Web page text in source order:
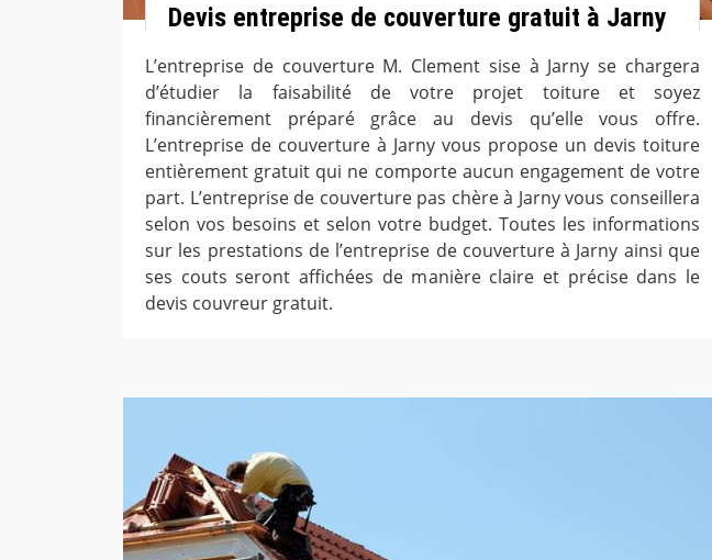
Devis entreprise de couverture gratuit à Jarny
L’entreprise de couverture M. Clement sise à Jarny se chargera
d’étudier la faisabilité de votre projet toiture et soyez
financièrement préparé grâce au devis qu’elle vous offre.
L’entreprise de couverture à Jarny vous propose un devis toiture
entièrement gratuit qui ne comporte aucun engagement de votre
part. L’entreprise de couverture pas chère à Jarny vous conseillera
selon vos besoins et selon votre budget. Toutes les informations
sur les prestations de l’entreprise de couverture à Jarny ainsi que
ses couts seront affichées de manière claire et précise dans le
devis couvreur gratuit.